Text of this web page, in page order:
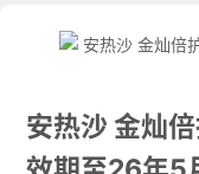
安热沙 金灿